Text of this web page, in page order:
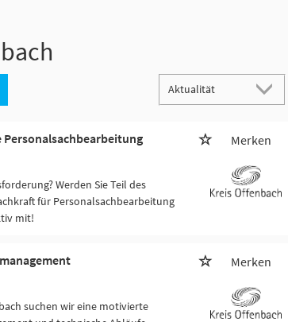
Merken
Werden Sie Teil des
für Personalsachbearbeitung
mit!
Merken
suchen wir eine motivierte